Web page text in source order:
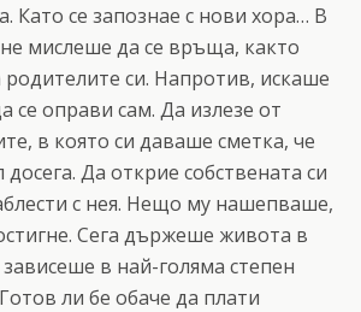
Като се запознае с нови хора… В
мислеше да се връща, както
си. Напротив, искаше
се оправи сам. Да излезе от
в която си даваше сметка, че
Да открие собствената си
с нея. Нещо му нашепваше,
Сега държеше живота в
в най-голяма степен
ли бе обаче да плати